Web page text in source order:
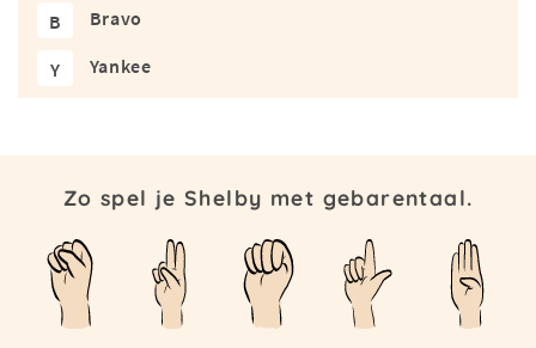
B Bravo
Y Yankee
Zo spel je Shelby met gebarentaal.